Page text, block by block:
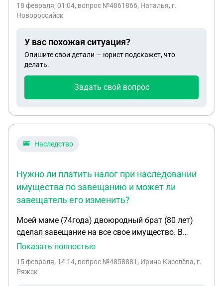
ипотеки. Что я могу получить от государства или
18 февраля, 01:04, вопрос №4861866, Наталья, г.
Новороссийск
У вас похожая ситуация?
Опишите свои детали — юрист подскажет, что
делать.
Задать свой вопрос
Наследство
Нужно ли платить налог при наследовании
имущества по завещанию и может ли
завещатель его изменить?
Моей маме (74года) двоюродный брат (80 лет)
сделал завещание на все свое имущество. В
случае его смерти чтобы вступить в наследство
есть завещение, может ли завещатель изменить
Показать полностью
15 февраля, 14:14, вопрос №4858881, Ирина Киселёва, г.
Ряжск